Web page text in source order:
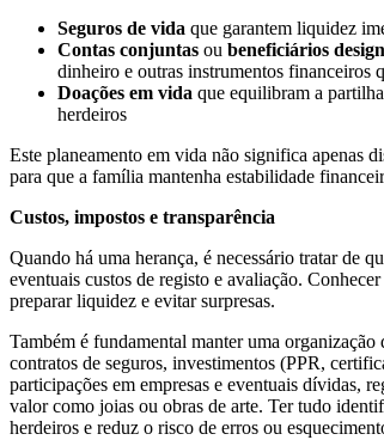
Seguros de vida que garantem liquidez
Contas conjuntas ou beneficiários
dinheiro e outras instrumentos financeiros
Doações em vida que equilibram a
herdeiros
Este planeamento em vida não significa apenas
para que a família mantenha estabilidade
Custos, impostos e transparência
Quando há uma herança, é necessário tratar de
eventuais custos de registo e avaliação.
preparar liquidez e evitar surpresas.
Também é fundamental manter uma
contratos de seguros, investimentos (PPR,
participações em empresas e eventuais dívidas,
valor como joias ou obras de arte. Ter tudo
herdeiros e reduz o risco de erros ou